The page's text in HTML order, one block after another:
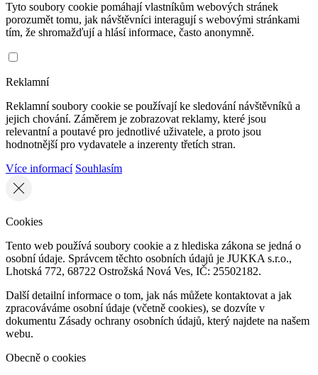
Tyto soubory cookie pomáhají vlastníkům webových stránek
porozumět tomu, jak návštěvníci interagují s webovými stránkami
tím, že shromažďují a hlásí informace, často anonymně.
Reklamní
Reklamní soubory cookie se používají ke sledování návštěvníků a
jejich chování. Záměrem je zobrazovat reklamy, které jsou
relevantní a poutavé pro jednotlivé uživatele, a proto jsou
hodnotnější pro vydavatele a inzerenty třetích stran.
Více informací Souhlasím
Cookies
Tento web používá soubory cookie a z hlediska zákona se jedná o
osobní údaje. Správcem těchto osobních údajů je JUKKA s.r.o.,
Lhotská 772, 68722 Ostrožská Nová Ves, IČ: 25502182.
Další detailní informace o tom, jak nás můžete kontaktovat a jak
zpracováváme osobní údaje (včetně cookies), se dozvíte v
dokumentu Zásady ochrany osobních údajů, který najdete na našem
webu.
Obecně o cookies